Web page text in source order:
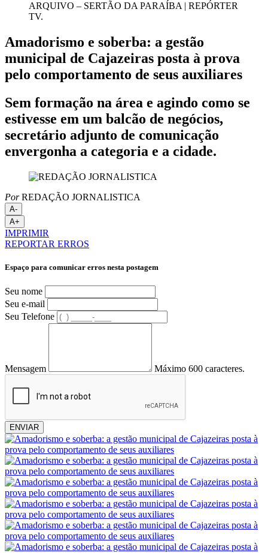
ARQUIVO – SERTÃO DA PARAÍBA | REPÓRTER
TV.
Amadorismo e soberba: a gestão
municipal de Cajazeiras posta à prova
pelo comportamento de seus auxiliares
Sem formação na área e agindo como se
estivesse em um balcão de negócios,
secretário adjunto de comunicação
envergonha a categoria e a cidade.
PorREDAÇÃO JORNALISTICA
A-
A+
IMPRIMIR
REPORTAR ERROS
Espaço para comunicar erros nesta postagem
Seu nome
Seu e-mail
Seu Telefone
Mensagem Máximo 600 caracteres.
ENVIAR